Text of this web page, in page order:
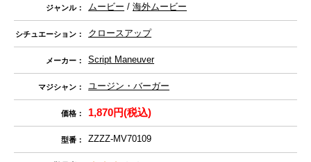
ジャンル： ムービー /海外ムービー
シチュエーション： クロースアップ
メーカー： Script Maneuver
マジシャン： ユージン・バーガー
価格： 1,870円(税込)
型番： ZZZZ-MV70109